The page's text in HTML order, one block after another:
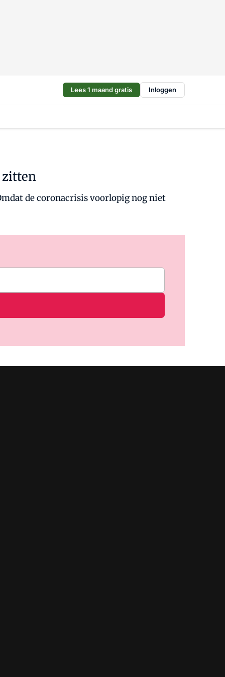
Lees 1 maand gratis Inloggen
zitten
de coronacrisis voorlopig nog niet